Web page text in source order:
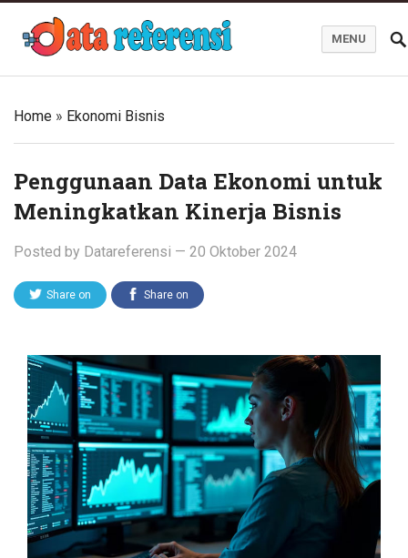
MENU
Home » Ekonomi Bisnis
Penggunaan Data Ekonomi untuk
Meningkatkan Kinerja Bisnis
Posted by Datareferensi — 20 Oktober 2024
Share on Share on